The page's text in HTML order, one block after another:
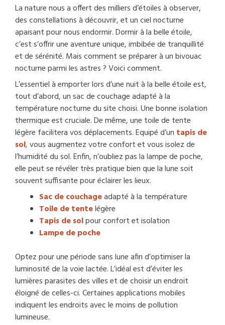
La nature nous a offert des milliers d’étoiles à observer,
des constellations à découvrir, et un ciel nocturne
apaisant pour nous endormir. Dormir à la belle étoile,
c’est s’offrir une aventure unique, imbibée de tranquillité
et de sérénité. Mais comment se préparer à un bivouac
nocturne parmi les astres ? Voici comment.
L’essentiel à emporter lors d’une nuit à la belle étoile est,
tout d’abord, un sac de couchage adapté à la
température nocturne du site choisi. Une bonne isolation
thermique est cruciale. De même, une toile de tente
légère facilitera vos déplacements. Equipé d’un tapis de
sol, vous augmentez votre confort et vous isolez de
l’humidité du sol. Enfin, n’oubliez pas la lampe de poche,
elle peut se révéler très pratique bien que la lune soit
souvent suffisante pour éclairer les lieux.
Sac de couchageadapté à la température
Toile de tentelégère
Tapis de solpour confort et isolation
Lampe de poche
Optez pour une période sans lune afin d’optimiser la
luminosité de la voie lactée. L’idéal est d’éviter les
lumières parasites des villes et de choisir un endroit
éloigné de celles-ci. Certaines applications mobiles
indiquent les endroits avec le moins de pollution
lumineuse.